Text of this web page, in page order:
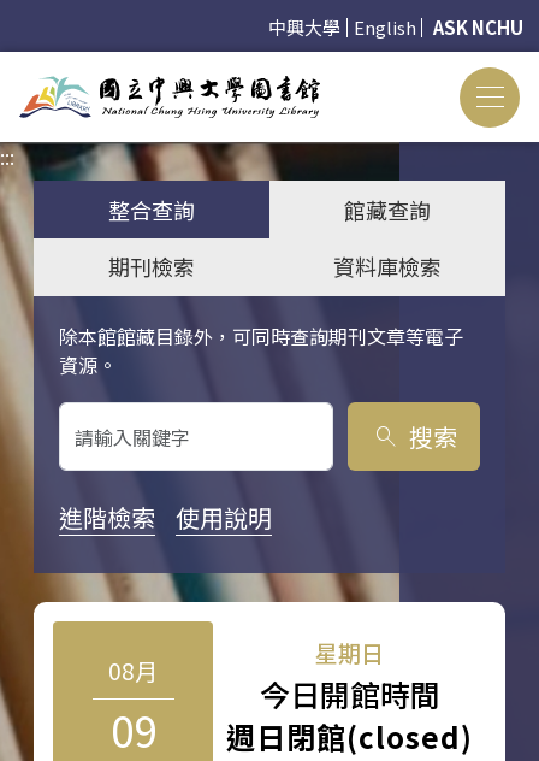
中興大學 English ASK NCHU
:::
整合查詢
館藏查詢
期刊檢索
資料庫檢索
除本館館藏目錄外，可同時查詢期刊文章等電子
資源。
關鍵字搜尋
search 搜索
進階檢索 使用說明
08月
09
星期日
今日開館時間
週日閉館(closed)